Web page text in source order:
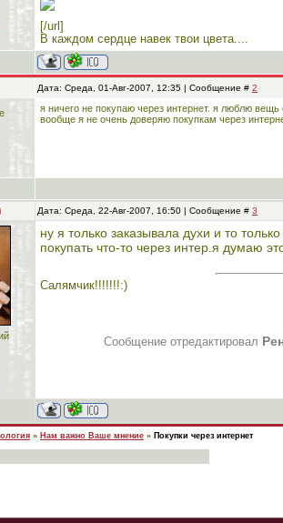
[/url]
В каждом сердце навек твои цвета....
Дата: Среда, 01-Авг-2007, 12:35 | Сообщение # 2
я ничего не покупаю через интернет. я люблю
вообще я не очень доверяю покупкам через
Дата: Среда, 22-Авг-2007, 16:50 | Сообщение # 3
ну я только заказывала духи и то
покупать что-то через интер.я думаю
Салямчик!!!!!!!:)
Сообщение отредактировал
» Нам важно Ваше мнение » Покупки через интернет